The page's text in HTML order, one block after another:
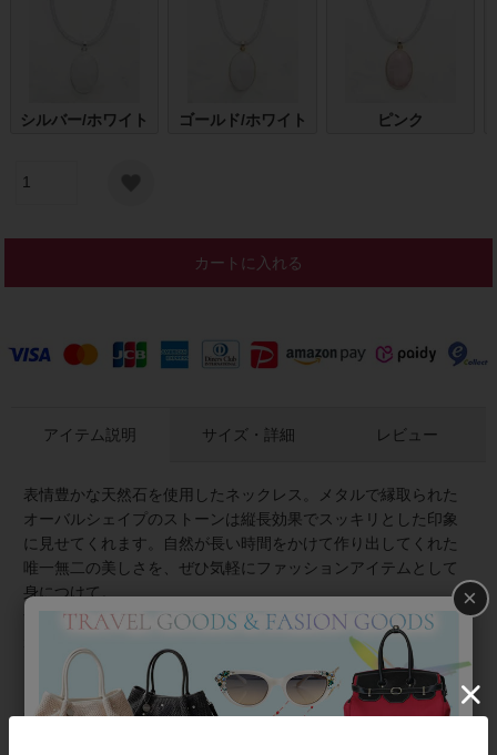
シルバー/ホワイト ゴールド/ホワイト ピンク
カートに入れる
アイテム説明
表情豊かな天然石を使用したネックレス。メタルで縁取られた
オーバルシェイプのストーンは縦長効果でスッキリとした印象
に見せてくれます。自然が長い時間をかけて作り出してくれた
唯一無二の美しさを、ぜひ気軽にファッションアイテムとして
身につけて。
ナイロンメッシュの中に約1,000粒もの小さなクリスタルガラス
が入ったコードは動くたびにキラキラとした細やかな輝きを放
ち、首元に華やぎをプラスしてくれます。
◆各ストーンについての詳しいご紹介はこちら
サイズ・詳細 レビュー
×